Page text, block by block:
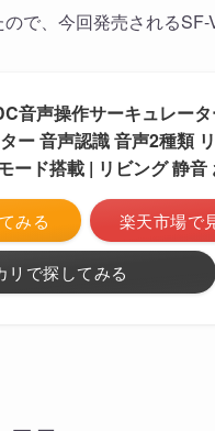
で、今回発売される
音声操作サーキュレー
ー 音声認識 音声2種類
ード搭載 | リビング 静
みる 楽天市場で
リで探してみる